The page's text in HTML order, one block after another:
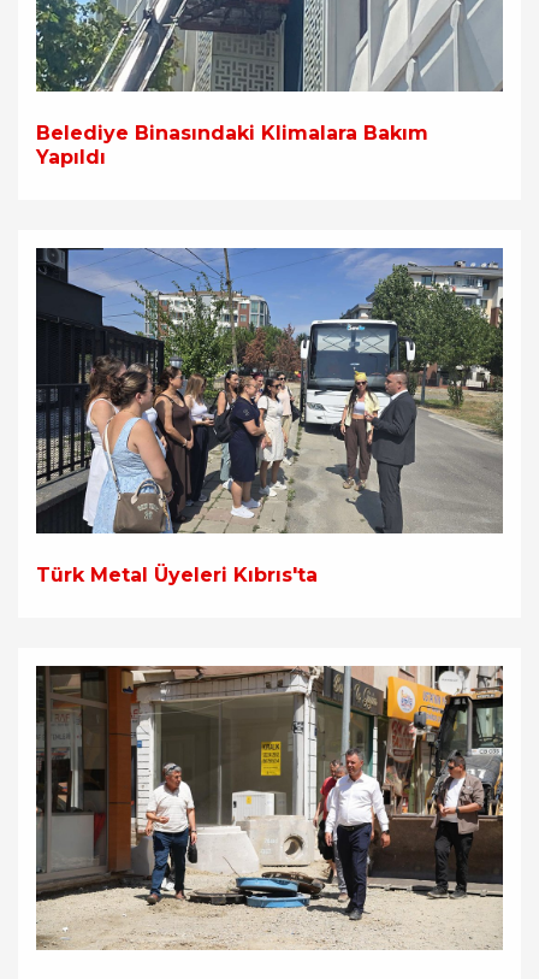
Belediye Binasındaki Klimalara Bakım
Yapıldı
Türk Metal Üyeleri Kıbrıs'ta